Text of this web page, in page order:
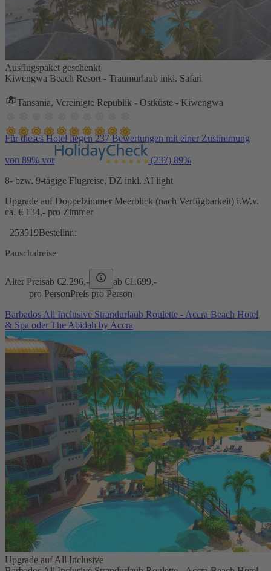
Ausflugspaket geschenkt
Kiwengwa Beach Resort - Traumurlaub inkl. Safari
Tansania, Vereinigte Republik - Ostküste - Kiwengwa
Für dieses Hotel liegen 237 Bewertungen mit einer Zustimmung
von 89% vor (237) 89%
8- bzw. 9-tägige Flugreise, DZ inkl. AI light
Upgrade auf Doppelzimmer Meerblick (nach Verfügbarkeit) i.W.v.
ca. € 134,- pro Zimmer
253519Bestellnr.:
Pauschalreise
Alter Preisab €2.296,- ab €1.699,-
pro PersonPreis pro Person
Barbados All Inclusive Strandurlaub Roulette - Accra Beach Hotel
& Spa oder The Abidah by Accra
Upgrade auf All Inclusive